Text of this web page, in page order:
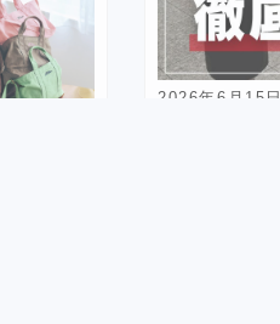
2026年6月15日